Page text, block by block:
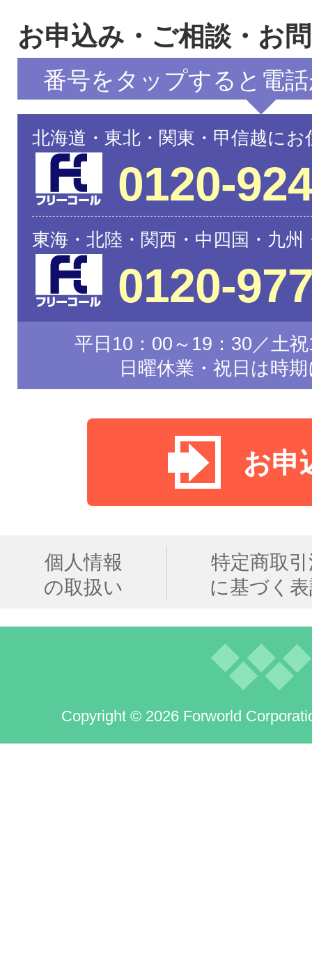
お申込み・ご相談・お
番号をタップすると電
北海道・東北・関東・甲信越に
0120-
東海・北陸・関西・中四国・九
0120-
平日10：00～19：30／土
日曜休業・祝日は時
お申
個人情報
の取扱い
特定商取
に基づく
Copyright © 2026 Forworld